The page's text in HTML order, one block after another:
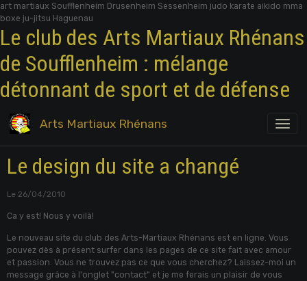
art martiaux Soufflenheim Drusenheim Sessenheim judo karate aikido mma
boxe ju-jitsu Haguenau
Le club des Arts Martiaux Rhénans
de Soufflenheim : mélange
détonnant de sport et de défense
Arts Martiaux Rhénans
Le design du site a changé
Le 26/04/2010
Ca y est! Nous y voilà!
Le nouveau site du club des Arts-Martiaux Rhénans est en ligne. Vous
pouvez dès à présent surfer dans les pages de ce site fait avec amour
et passion. Vous ne trouvez pas ce que vous cherchez? Laissez-moi un
message grâce à l'onglet "contact" et je me ferais un plaisir de vous